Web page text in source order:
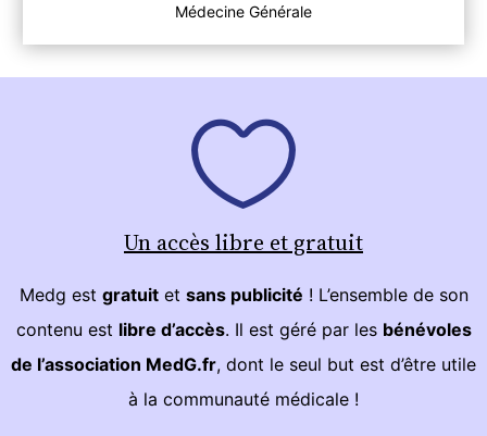
Médecine Générale
Un accès libre et gratuit
Medg est gratuitet sans publicité ! L’ensemble de son
contenu est libre d’accès. Il est géré par les bénévoles
de l’association MedG.fr, dont le seul but est d’être utile
à la communauté médicale !